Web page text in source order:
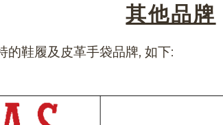
其他品牌
的鞋履及皮革手袋品牌, 如下: